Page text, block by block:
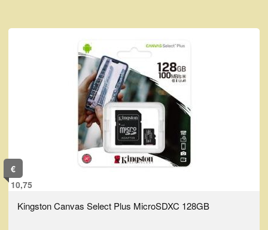
€
10,75
Kingston Canvas Select Plus MicroSDXC 128GB